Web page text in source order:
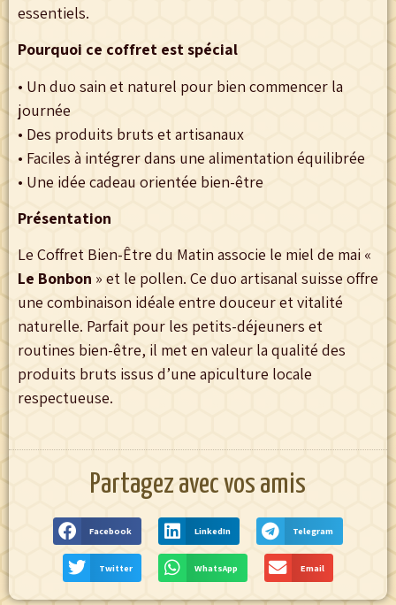
essentiels.
Pourquoi ce coffret est spécial
• Un duo sain et naturel pour bien commencer la
journée
• Des produits bruts et artisanaux
• Faciles à intégrer dans une alimentation équilibrée
• Une idée cadeau orientée bien-être
Présentation
Le Coffret Bien-Être du Matin associe le miel de mai «
Le Bonbon » et le pollen. Ce duo artisanal suisse offre
une combinaison idéale entre douceur et vitalité
naturelle. Parfait pour les petits-déjeuners et
routines bien-être, il met en valeur la qualité des
produits bruts issus d’une apiculture locale
respectueuse.
Partagez avec vos amis
Facebook LinkedIn Telegram
Twitter WhatsApp Email